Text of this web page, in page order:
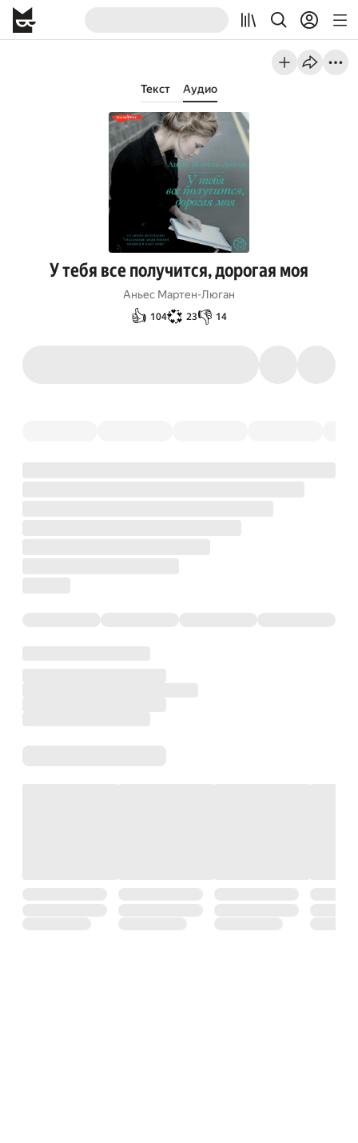
Текст Аудио
У тебя все получится, дорогая моя
Аньес Мартен-Люган
👍 104💞 23👎 14